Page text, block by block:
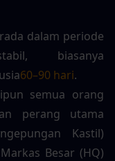
dalam periode
biasanya
60–90 hari.
semua orang
perang utama
Kastil)
Besar (HQ)